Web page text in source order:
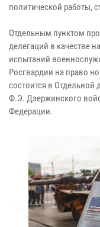
политической работы,
Отдельным пунктом
делегаций в качестве
испытаний
Росгвардии на право
состоится в
Ф.Э. Дзержинского
Федерации.